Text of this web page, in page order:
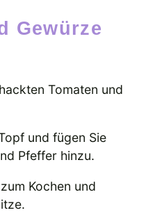
Tomaten und
und fügen Sie
Pfeffer hinzu.
Kochen und